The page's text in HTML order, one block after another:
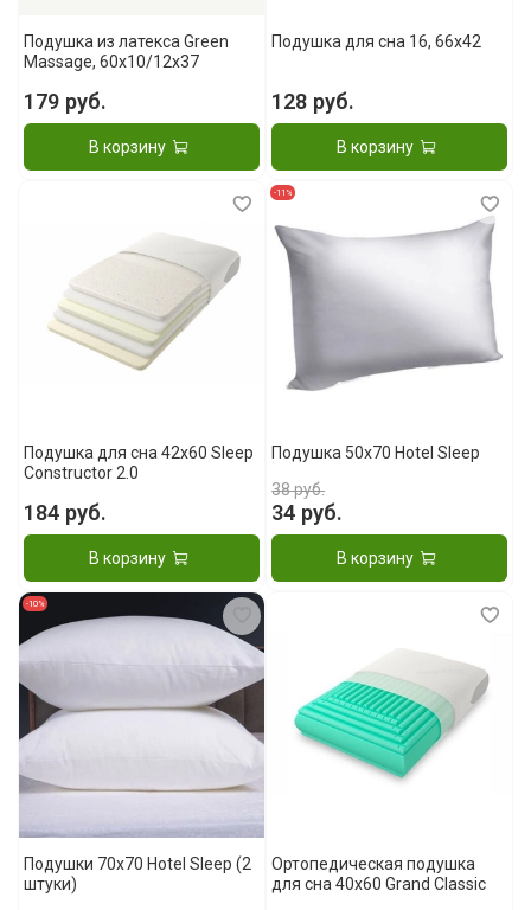
Подушка из латекса Green
Massage, 60x10/12x37
179 руб.
В корзину
Подушка для сна 16, 66x42
128 руб.
В корзину
Подушка для сна 42x60 Sleep
Constructor 2.0
184 руб.
В корзину
-11%
Подушка 50x70 Hotel Sleep
38 руб.
34 руб.
В корзину
-10%
Подушки 70x70 Hotel Sleep (2
штуки)
Ортопедическая подушка
для сна 40x60 Grand Classic